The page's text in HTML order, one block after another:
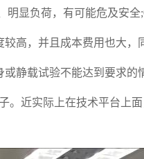
明显负荷，有可能危及
高，并且成本费用也大
静载试验不能达到要求
。近实际上在技术平台上